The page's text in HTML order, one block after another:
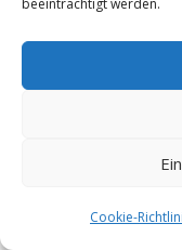
beeinträchtigt werden.
Cookie-
Geroda bei
Zeulenroda-
Saalburg-